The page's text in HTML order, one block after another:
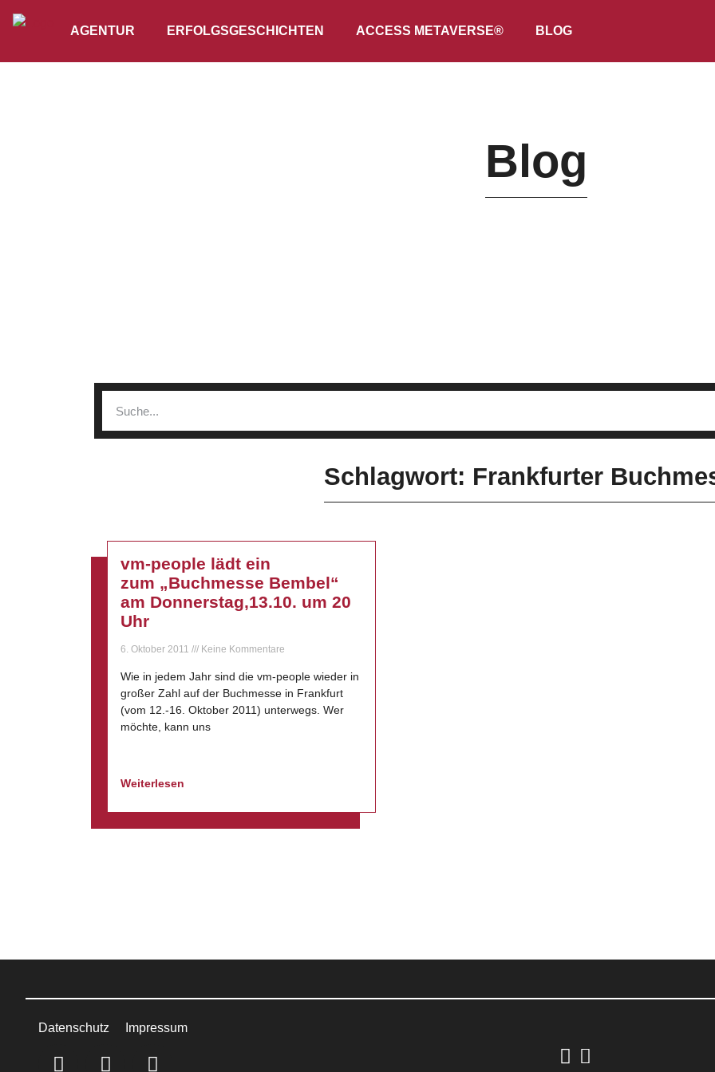
AGENTUR ERFOLGSGESCHICHTEN ACCESS METAVERSE® BLOG
Blog
Schlagwort: Frankfurter
vm-people lädt ein
zum „Buchmesse Bembel“
am Donnerstag,13.10. um 20
Uhr
6. Oktober 2011 Keine Kommentare
Wie in jedem Jahr sind die vm-people wieder in
großer Zahl auf der Buchmesse in Frankfurt
(vom 12.-16. Oktober 2011) unterwegs. Wer
möchte, kann uns
Weiterlesen
Datenschutz Impressum